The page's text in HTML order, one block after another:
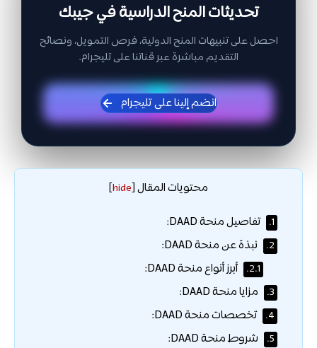
تحديثات المنح الدراسية في جيبك
احصل على تنبيهات المنح الدولية، فرص التمويل، ونصائح
التقديم مباشرة عبر قناتنا على تليجرام.
انضم إلينا على تليجرام
محتويات المقال [
hide
]
1. تفاصيل منحة DAAD:
2. نبذة عن منحة DAAD:
2.1. أبرز أنواع منحة DAAD:
3. مزايا منحة DAAD:
4. تخصصات منحة DAAD:
5. شروط منحة DAAD: